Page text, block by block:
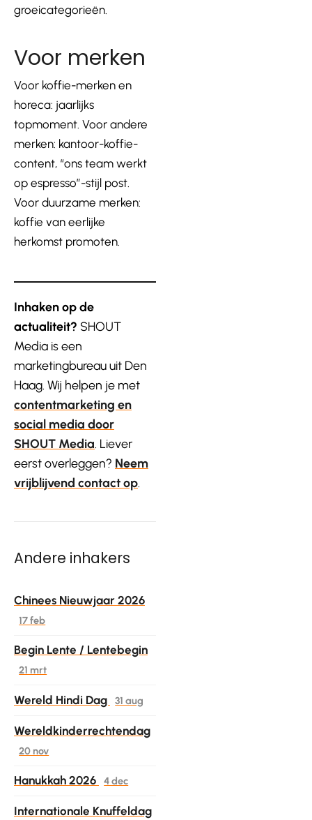
groeicategorieën.
Voor merken
Voor koffie-merken en
horeca: jaarlijks
topmoment. Voor andere
merken: kantoor-koffie-
content, “ons team werkt
op espresso”-stijl post.
Voor duurzame merken:
koffie van eerlijke
herkomst promoten.
Inhaken op de
actualiteit? SHOUT
Media is een
marketingbureau uit Den
Haag. Wij helpen je met
contentmarketing en
social media door
SHOUT Media . Liever
eerst overleggen? Neem
vrijblijvend contact op
Andere inhakers
Chinees Nieuwjaar 2026
17 feb
Begin Lente / Lentebegin
21 mrt
Wereld Hindi Dag 31 aug
Wereldkinderrechtendag
20 nov
Hanukkah 2026 4 dec
Internationale Knuffeldag